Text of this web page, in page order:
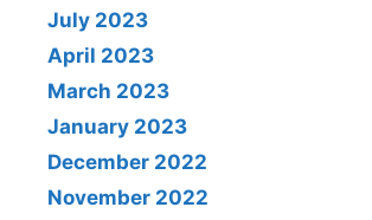
July 2023
April 2023
March 2023
January 2023
December 2022
November 2022